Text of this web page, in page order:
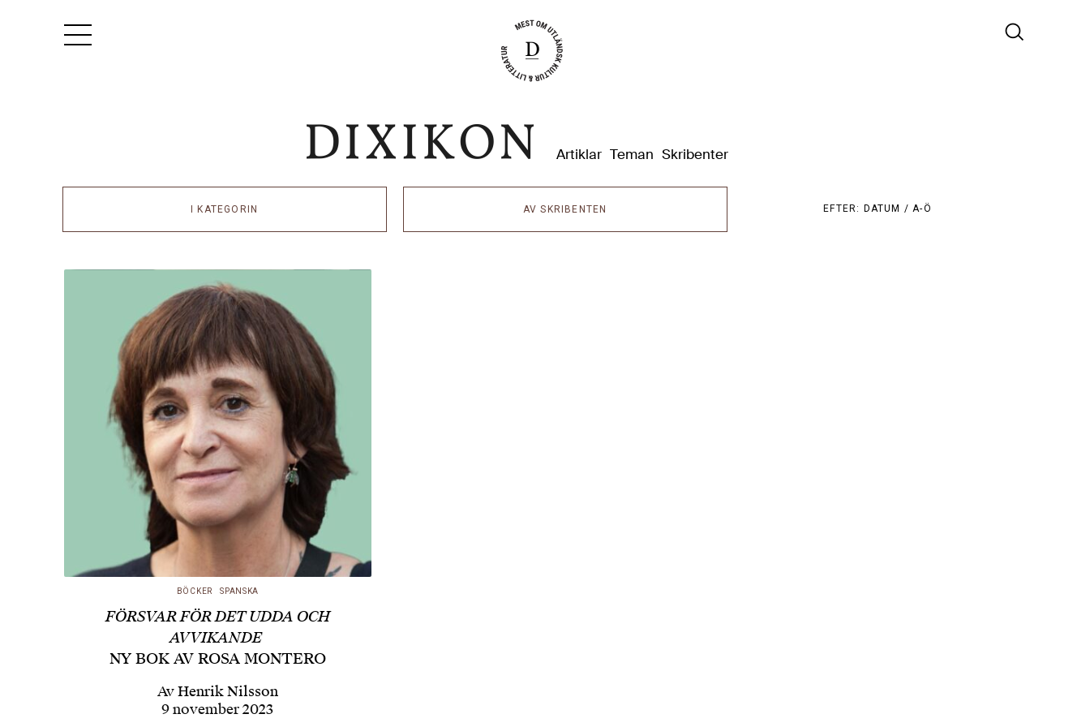
Artiklar Teman Skribenter
I KATEGORIN AV SKRIBENTEN EFTER: DATUM / A-Ö
BÖCKER SPANSKA
FÖRSVAR FÖR DET UDDA OCH
AVVIKANDE
NY BOK AV ROSA MONTERO
AvHenrik Nilsson
9 november 2023